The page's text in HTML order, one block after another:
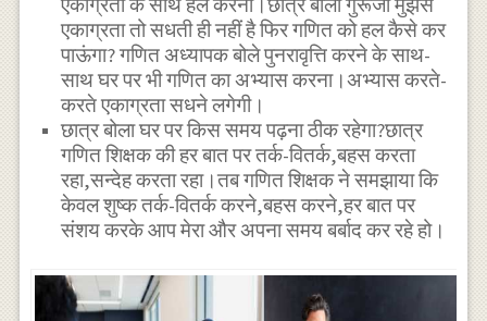
एकाग्रता तो सधती ही नहीं है फिर गणित को हल कैसे कर
पाऊंगा? गणित अध्यापक बोले पुनरावृत्ति करने के साथ-
साथ घर पर भी गणित का अभ्यास करना।अभ्यास करते-
करते एकाग्रता सधने लगेगी।
छात्र बोला घर पर किस समय पढ़ना ठीक रहेगा?छात्र
गणित शिक्षक की हर बात पर तर्क-वितर्क,बहस करता
रहा,सन्देह करता रहा।तब गणित शिक्षक ने समझाया कि
केवल शुष्क तर्क-वितर्क करने,बहस करने,हर बात पर
संशय करके आप मेरा और अपना समय बर्बाद कर रहे हो।